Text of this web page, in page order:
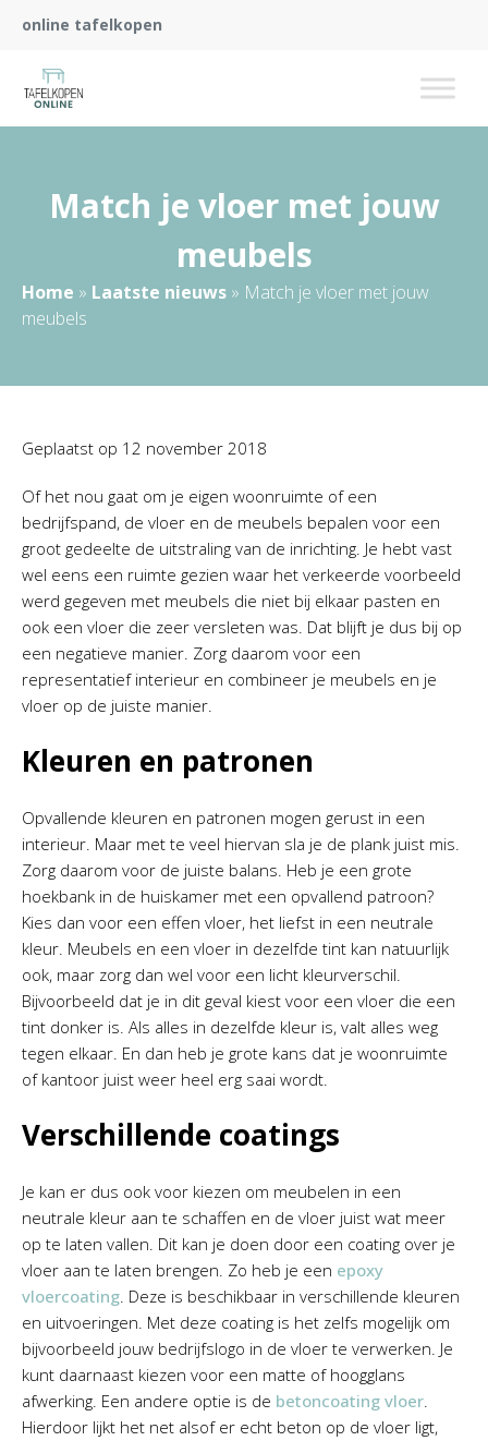
online tafelkopen
Match je vloer met jouw
meubels
Home » Laatste nieuws » Match je vloer met jouw
meubels
Geplaatst op 12 november 2018
Of het nou gaat om je eigen woonruimte of een
bedrijfspand, de vloer en de meubels bepalen voor een
groot gedeelte de uitstraling van de inrichting. Je hebt vast
wel eens een ruimte gezien waar het verkeerde voorbeeld
werd gegeven met meubels die niet bij elkaar pasten en
ook een vloer die zeer versleten was. Dat blijft je dus bij op
een negatieve manier. Zorg daarom voor een
representatief interieur en combineer je meubels en je
vloer op de juiste manier.
Kleuren en patronen
Opvallende kleuren en patronen mogen gerust in een
interieur. Maar met te veel hiervan sla je de plank juist mis.
Zorg daarom voor de juiste balans. Heb je een grote
hoekbank in de huiskamer met een opvallend patroon?
Kies dan voor een effen vloer, het liefst in een neutrale
kleur. Meubels en een vloer in dezelfde tint kan natuurlijk
ook, maar zorg dan wel voor een licht kleurverschil.
Bijvoorbeeld dat je in dit geval kiest voor een vloer die een
tint donker is. Als alles in dezelfde kleur is, valt alles weg
tegen elkaar. En dan heb je grote kans dat je woonruimte
of kantoor juist weer heel erg saai wordt.
Verschillende coatings
Je kan er dus ook voor kiezen om meubelen in een
neutrale kleur aan te schaffen en de vloer juist wat meer
op te laten vallen. Dit kan je doen door een coating over je
vloer aan te laten brengen. Zo heb je een epoxy
vloercoating. Deze is beschikbaar in verschillende kleuren
en uitvoeringen. Met deze coating is het zelfs mogelijk om
bijvoorbeeld jouw bedrijfslogo in de vloer te verwerken. Je
kunt daarnaast kiezen voor een matte of hoogglans
afwerking. Een andere optie is de betoncoating vloer.
Hierdoor lijkt het net alsof er echt beton op de vloer ligt,